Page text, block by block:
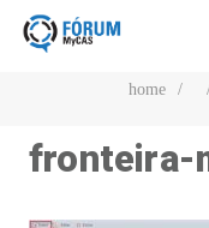
home /
fronteira-